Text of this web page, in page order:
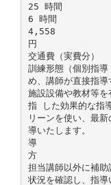
25 時間
6 時間
4,558
円
交通費（実費分）
訓練形態（個別指
め、講師が直接指導
施設設備や教材等を
指 した効果的な指
リーンを使い、最
導いたします。
導
方
担当講師以外に補
状況を確認し、指導